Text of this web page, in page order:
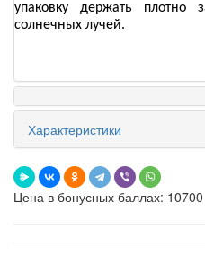
упаковку держать плотно
солнечных лучей.
Характеристики
Цена в бонусных баллах: 10700